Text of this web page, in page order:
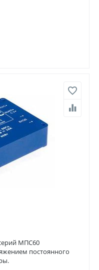
МПС60
постоянного